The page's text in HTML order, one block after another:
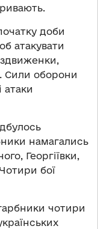
доби
атакувати
Сили оборони
намагались
Георгіївки,
бої
чотири